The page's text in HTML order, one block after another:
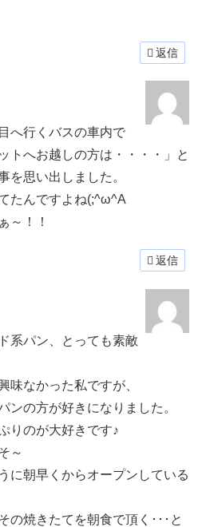
返信
へ行くバスの車内で
トへお越しの方は・・・・」と
を思い出しました。
たんですよね(;^ω^A
～！！
返信
系パン、とっても素敵
味なかった私ですが、
ンの方が好きになりました。
りのが大好きです♪
～
に朝早くからオープンしている
の焼きたてを朝食で頂く･･･と